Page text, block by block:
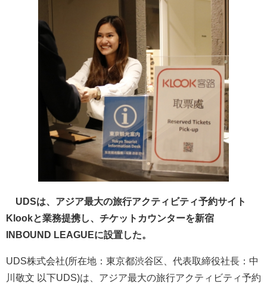
UDSは、アジア最大の旅行アクティビティ予約サイト
Klookと業務提携し、チケットカウンターを新宿
INBOUND LEAGUEに設置した。
UDS株式会社(所在地：東京都渋谷区、代表取締役社長：中
川敬文 以下UDS)は、アジア最大の旅行アクティビティ予約